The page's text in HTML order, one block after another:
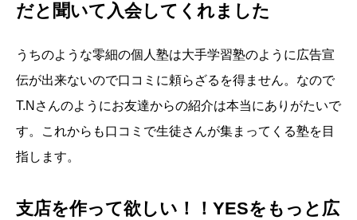
だと聞いて入会してくれました
うちのような零細の個人塾は大手学習塾のように広告宣
伝が出来ないので口コミに頼らざるを得ません。なので
T.Nさんのようにお友達からの紹介は本当にありがたいで
す。これからも口コミで生徒さんが集まってくる塾を目
指します。
支店を作って欲しい！！YESをもっと広